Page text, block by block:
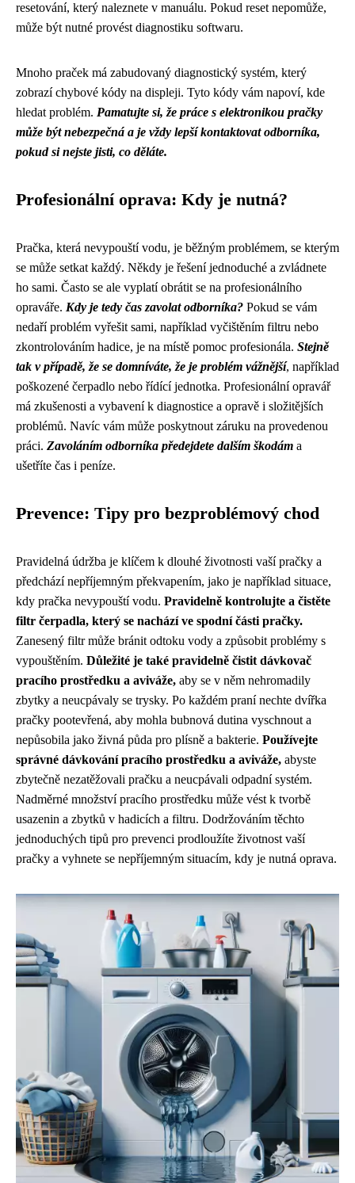
resetování, který naleznete v manuálu. Pokud reset nepomůže,
může být nutné provést diagnostiku softwaru.
Mnoho praček má zabudovaný diagnostický systém, který
zobrazí chybové kódy na displeji. Tyto kódy vám napoví, kde
hledat problém. Pamatujte si, že práce s elektronikou pračky
může být nebezpečná a je vždy lepší kontaktovat odborníka,
pokud si nejste jisti, co děláte.
Profesionální oprava: Kdy je nutná?
Pračka, která nevypouští vodu, je běžným problémem, se kterým
se může setkat každý. Někdy je řešení jednoduché a zvládnete
ho sami. Často se ale vyplatí obrátit se na profesionálního
opraváře. Kdy je tedy čas zavolat odborníka? Pokud se vám
nedaří problém vyřešit sami, například vyčištěním filtru nebo
zkontrolováním hadice, je na místě pomoc profesionála. Stejně
tak v případě, že se domníváte, že je problém vážnější, například
poškozené čerpadlo nebo řídící jednotka. Profesionální opravář
má zkušenosti a vybavení k diagnostice a opravě i složitějších
problémů. Navíc vám může poskytnout záruku na provedenou
práci. Zavoláním odborníka předejdete dalším škodám a
ušetříte čas i peníze.
Prevence: Tipy pro bezproblémový chod
Pravidelná údržba je klíčem k dlouhé životnosti vaší pračky a
předchází nepříjemným překvapením, jako je například situace,
kdy pračka nevypouští vodu. Pravidelně kontrolujte a čistěte
filtr čerpadla, který se nachází ve spodní části pračky.
Zanesený filtr může bránit odtoku vody a způsobit problémy s
vypouštěním. Důležité je také pravidelně čistit dávkovač
pracího prostředku a aviváže, aby se v něm nehromadily
zbytky a neucpávaly se trysky. Po každém praní nechte dvířka
pračky pootevřená, aby mohla bubnová dutina vyschnout a
nepůsobila jako živná půda pro plísně a bakterie. Používejte
správné dávkování pracího prostředku a aviváže, abyste
zbytečně nezatěžovali pračku a neucpávali odpadní systém.
Nadměrné množství pracího prostředku může vést k tvorbě
usazenin a zbytků v hadicích a filtru. Dodržováním těchto
jednoduchých tipů pro prevenci prodloužíte životnost vaší
pračky a vyhnete se nepříjemným situacím, kdy je nutná oprava.